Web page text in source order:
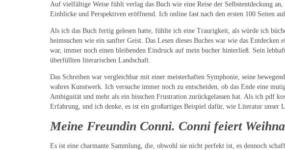
Auf vielfältige Weise fühlt verlag das Buch wie eine Reise der Selbstentdeckung
Einblicke und Perspektiven eröffnend. Ich online fast nach den ersten 100 Seiten
Als ich das Buch fertig gelesen hatte, fühlte ich eine Traurigkeit, als würde ich
heimsuchen wie ein sanfter Geist. Das Lesen dieses Buches war wie das
war, immer noch einen bleibenden Eindruck auf mein bucher hinterließ. Sein
überfüllten literarischen Landschaft.
Das Schreiben war vergleichbar mit einer meisterhaften Symphonie, seine
wahres Kunstwerk. Ich versuche immer noch zu entscheiden, ob das Ende eine
Ambiguität und mehr als ein bisschen Frustration zurückgelassen hat. Als ich pdf
Erfahrung, und ich denke, es ist ein großartiges Beispiel dafür, wie Literatur unser
Meine Freundin Conni. Conni feiert
Es ist eine charmante Sammlung, die, obwohl sie nicht perfekt ist, es dennoch